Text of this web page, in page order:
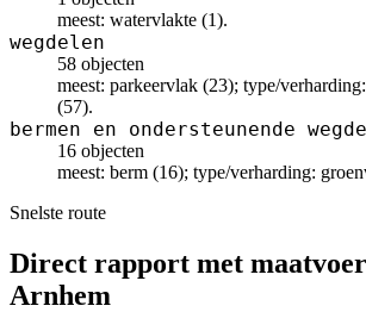
meest: watervlakte (1).
wegdelen
58 objecten
meest: parkeervlak (23); type/
(57).
bermen en ondersteunende
16 objecten
meest: berm (16); type/verharding:
Snelste route
Direct rapport met
Arnhem